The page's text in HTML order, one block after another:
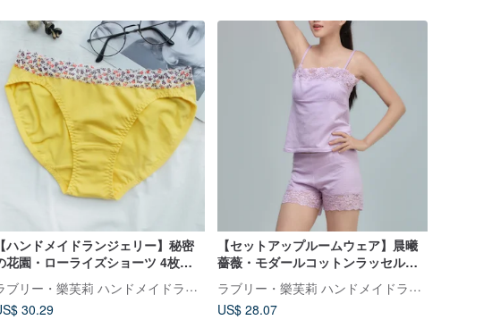
【ハンドメイドランジェリー】秘密
花園・ローライズショーツ 4枚セ
ット・台湾製
ラブリー・樂芙莉 ハンドメイドランジェリー
30.29
【セットアップルームウェア】晨曦
薔薇・モダールコットンラッセルレ
ース快適キャミソール・台湾製
ラブリー・樂芙莉 ハンドメイドランジェリー
US$ 28.07